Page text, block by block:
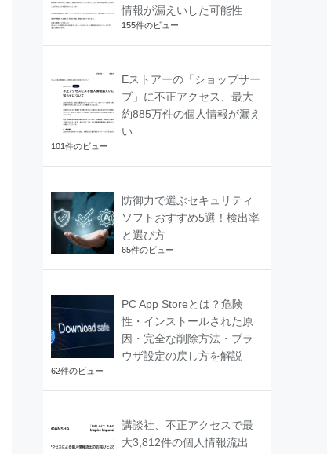
情報が漏えいした可能性
155件のビュー
Eストアーの「ショップサー
ブ」に不正アクセス、最大
約885万件の個人情報が漏え
い
101件のビュー
防御力で選ぶセキュリティ
ソフトおすすめ5選！検出率
と選び方
65件のビュー
PC App Storeとは？危険
性・インストールされた原
因・完全な削除方法・ブラ
ウザ設定の戻し方を解説
62件のビュー
講談社、不正アクセスで最
大3,812件の個人情報流出